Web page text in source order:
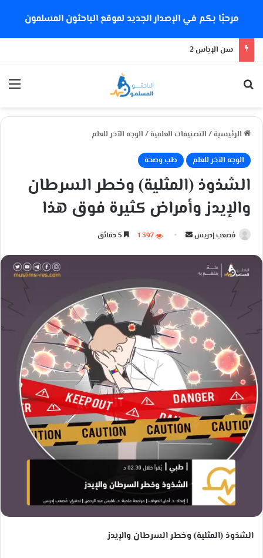
مرحبًا بكم في الإصدار الجديد لموقع الباحثون المسلمون
هل تدعم إيمان الإمام الشذوذ الجنسي؟
الرئيسية / التصنيفات العلمية / الوجه الآخر للعلم
الوجه الآخر للعلم طب وصحة
الشذوذ (المثلية) وخطر السرطان
والإيدز وأمراض كثيرة فوق هذا
مُصعب إدريس
ب
ر
د
إ
ل
ك
ت
ر
و
ن
ي
1٬397
الشذوذ (المثلية) وخطر السرطان والإيدز